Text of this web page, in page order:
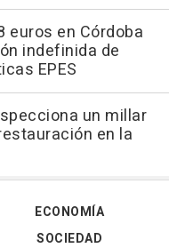
euros en Córdoba
indefinida de
EPES
un millar
en la
ECONOMÍA
SOCIEDAD